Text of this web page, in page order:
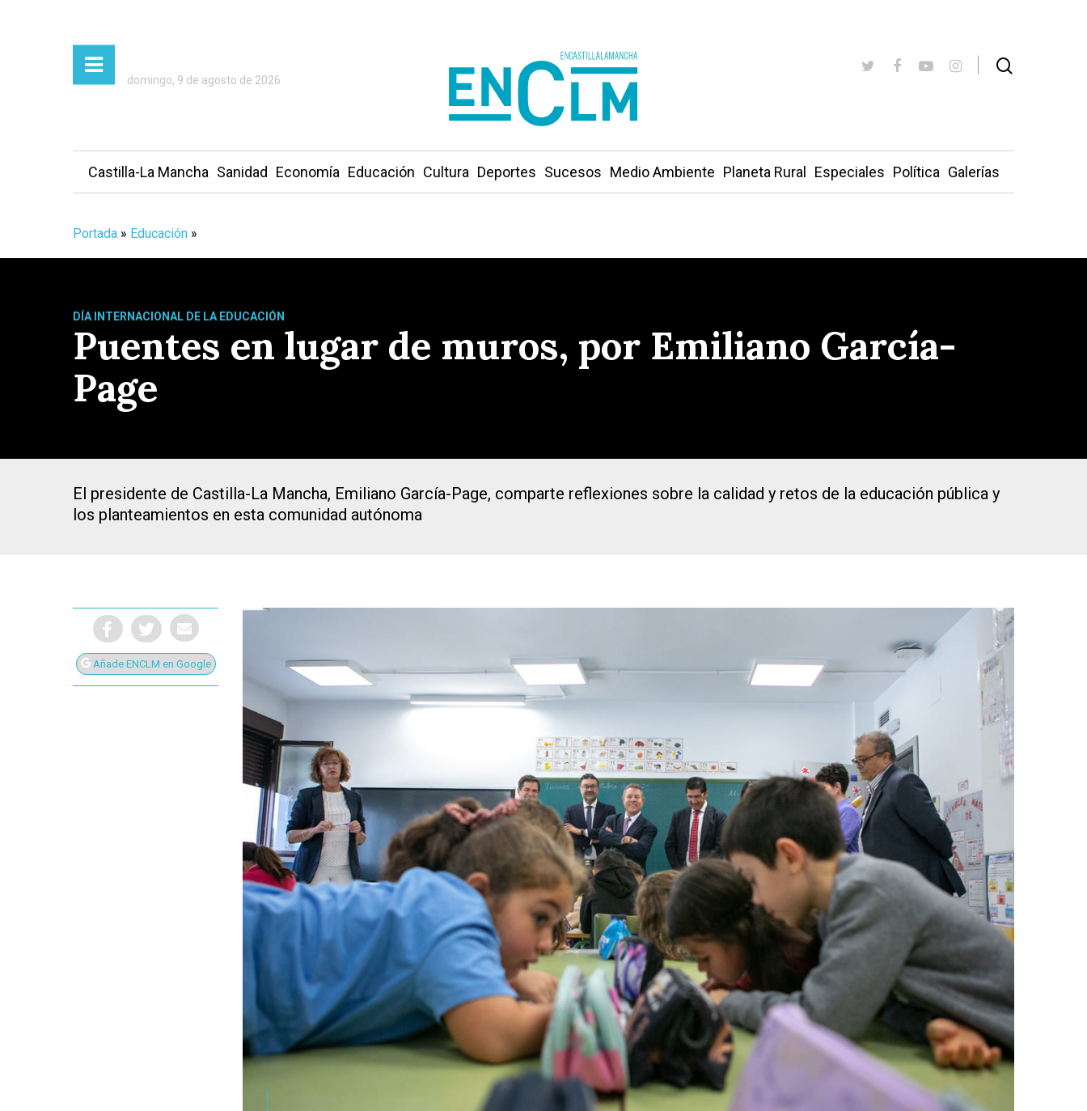
Presiona Intro para buscar o ESC para cerrar
domingo, 9 de agosto de 2026
Castilla-La Mancha Sanidad Economía Educación Cultura Deportes Sucesos Medio Ambiente Planeta Rural Especiales Política Galerías
Portada » Educación »
DÍA INTERNACIONAL DE LA EDUCACIÓN
Puentes en lugar de muros, por Emiliano García-
Page
El presidente de Castilla-La Mancha, Emiliano García-Page, comparte reflexiones sobre la calidad y retos de la educación pública y
los planteamientos en esta comunidad autónoma
Añade ENCLM en Google